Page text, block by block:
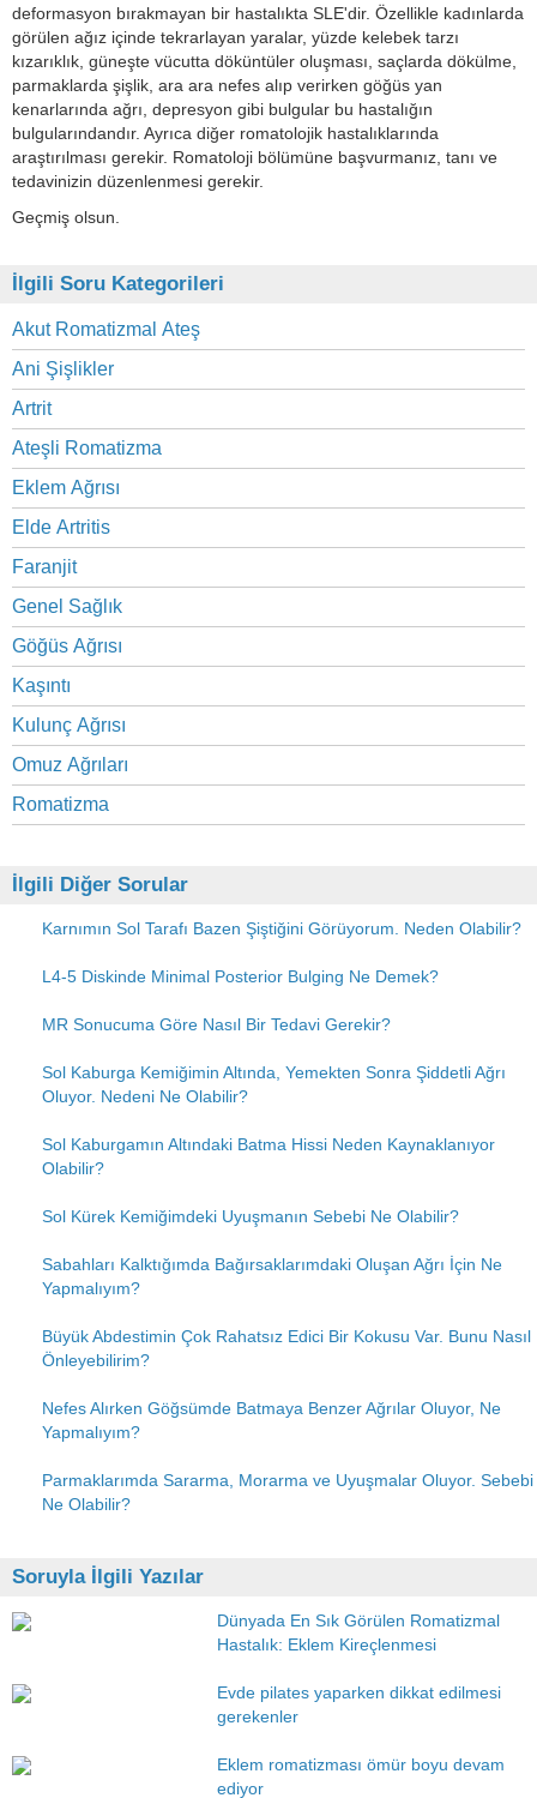
deformasyon bırakmayan bir hastalıkta SLE'dir. Özellikle kadınlarda
görülen ağız içinde tekrarlayan yaralar, yüzde kelebek tarzı
kızarıklık, güneşte vücutta döküntüler oluşması, saçlarda dökülme,
parmaklarda şişlik, ara ara nefes alıp verirken göğüs yan
kenarlarında ağrı, depresyon gibi bulgular bu hastalığın
bulgularındandır. Ayrıca diğer romatolojik hastalıklarında
araştırılması gerekir. Romatoloji bölümüne başvurmanız, tanı ve
tedavinizin düzenlenmesi gerekir.
Geçmiş olsun.
İlgili Soru Kategorileri
Akut Romatizmal Ateş
Ani Şişlikler
Artrit
Ateşli Romatizma
Eklem Ağrısı
Elde Artritis
Faranjit
Genel Sağlık
Göğüs Ağrısı
Kaşıntı
Kulunç Ağrısı
Omuz Ağrıları
Romatizma
İlgili Diğer Sorular
Karnımın Sol Tarafı Bazen Şiştiğini Görüyorum. Neden Olabilir?
L4-5 Diskinde Minimal Posterior Bulging Ne Demek?
MR Sonucuma Göre Nasıl Bir Tedavi Gerekir?
Sol Kaburga Kemiğimin Altında, Yemekten Sonra Şiddetli Ağrı
Oluyor. Nedeni Ne Olabilir?
Sol Kaburgamın Altındaki Batma Hissi Neden Kaynaklanıyor
Olabilir?
Sol Kürek Kemiğimdeki Uyuşmanın Sebebi Ne Olabilir?
Sabahları Kalktığımda Bağırsaklarımdaki Oluşan Ağrı İçin Ne
Yapmalıyım?
Büyük Abdestimin Çok Rahatsız Edici Bir Kokusu Var. Bunu Nasıl
Önleyebilirim?
Nefes Alırken Göğsümde Batmaya Benzer Ağrılar Oluyor, Ne
Yapmalıyım?
Parmaklarımda Sararma, Morarma ve Uyuşmalar Oluyor. Sebebi
Ne Olabilir?
Soruyla İlgili Yazılar
Dünyada En Sık Görülen Romatizmal
Hastalık: Eklem Kireçlenmesi
Evde pilates yaparken dikkat edilmesi
gerekenler
Eklem romatizması ömür boyu devam
ediyor